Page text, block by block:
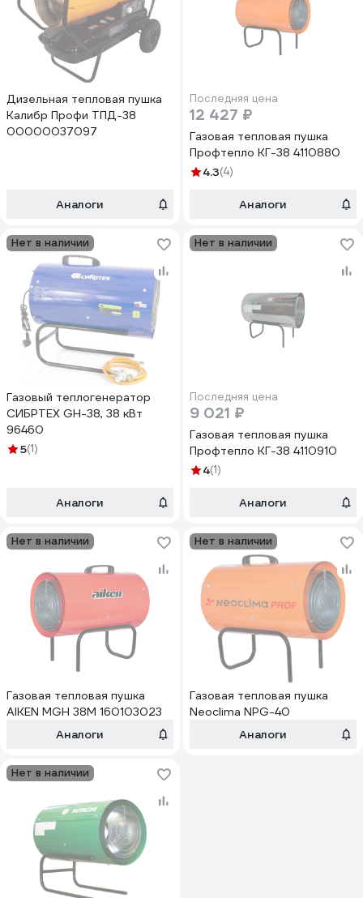
Дизельная тепловая пушка
Калибр Профи ТПД-38
00000037097
Аналоги
Последняя цена
12 427 ₽
Газовая тепловая пушка
Профтепло КГ-38 4110880
4.3(4)
Аналоги
Нет в наличии
Газовый теплогенератор
СИБРТЕХ GH-38, 38 кВт
96460
5(1)
Аналоги
Нет в наличии
Последняя цена
9 021 ₽
Газовая тепловая пушка
Профтепло КГ-38 4110910
4(1)
Аналоги
Нет в наличии
Газовая тепловая пушка
AIKEN MGH 38M 160103023
Аналоги
Нет в наличии
Газовая тепловая пушка
Neoclima NPG-40
Аналоги
Нет в наличии